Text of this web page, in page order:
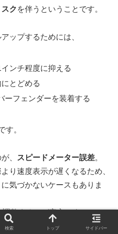
ク を伴うということです。
ップするためには、
ンチ程度に抑える
とどめる
ーフェンダーを装着する
す。
、 スピードメーター誤差。
り速度表示が遅くなるため、
気づかないケースもありま
整するのが安心です。
検索 トップ サイドバー